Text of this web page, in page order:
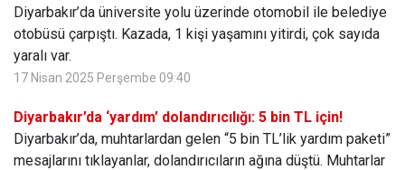
Diyarbakır’da üniversite yolu üzerinde otomobil ile belediye
otobüsü çarpıştı. Kazada, 1 kişi yaşamını yitirdi, çok sayıda
yaralı var.
17 Nisan 2025 Perşembe 09:40
Diyarbakır’da ‘yardım’ dolandırıcılığı: 5 bin TL için!
Diyarbakır’da, muhtarlardan gelen “5 bin TL’lik yardım paketi”
mesajlarını tıklayanlar, dolandırıcıların ağına düştü. Muhtarlar